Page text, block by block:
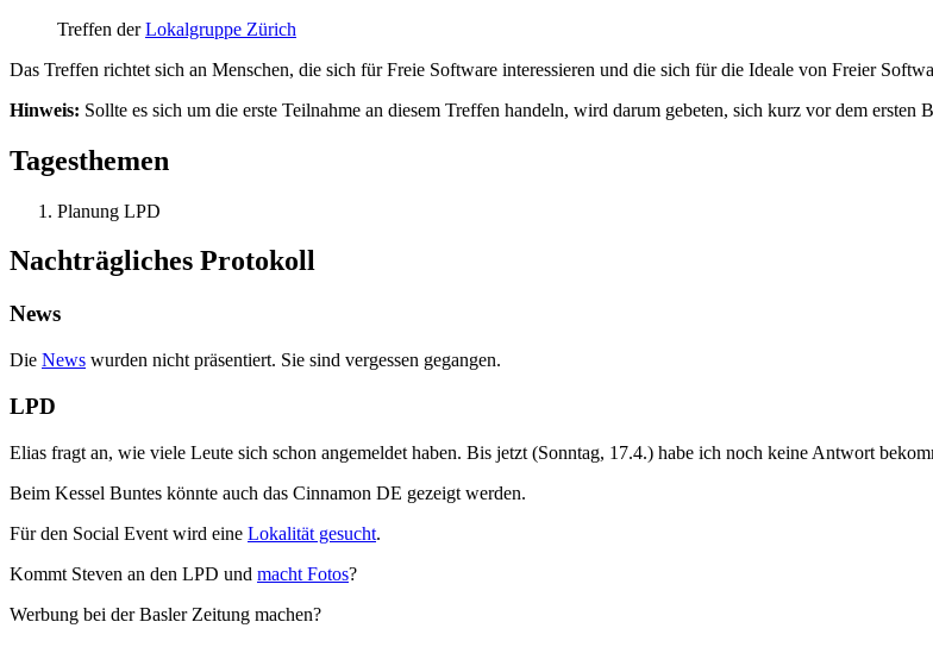
Treffen derLokalgruppe Zürich
Das Treffen richtet sich an Menschen, die sich für Freie Software interessieren und die sich für die Ideale von Freier
Hinweis: Sollte es sich um die erste Teilnahme an diesem Treffen handeln, wird darum gebeten, sich kurz vor dem ersten
Tagesthemen
Planung LPD
Nachträgliches Protokoll
News
Die News wurden nicht präsentiert. Sie sind vergessen gegangen.
LPD
Elias fragt an, wie viele Leute sich schon angemeldet haben. Bis jetzt (Sonntag, 17.4.) habe ich noch keine Antwort
Beim Kessel Buntes könnte auch das Cinnamon DE gezeigt werden.
Für den Social Event wird eine Lokalität gesucht.
Kommt Steven an den LPD und macht Fotos?
Werbung bei der Basler Zeitung machen?